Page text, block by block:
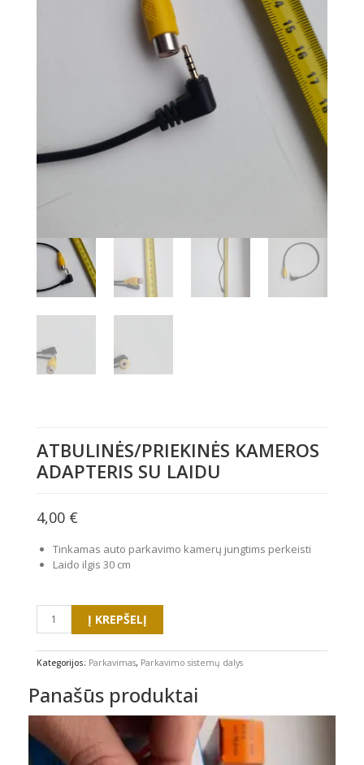
ATBULINĖS/PRIEKINĖS KAMEROS
ADAPTERIS SU LAIDU
4,00 €
Tinkamas auto parkavimo kamerų jungtims perkeisti
Laido ilgis 30 cm
kiekis:
kameros
su
laidu
Į KREPŠELĮ
Kategorijos: Parkavimas, Parkavimo sistemų dalys
Panašūs produktai